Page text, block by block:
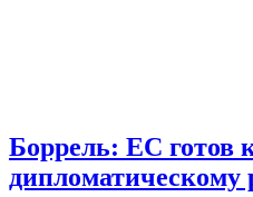
Боррель: ЕС готов